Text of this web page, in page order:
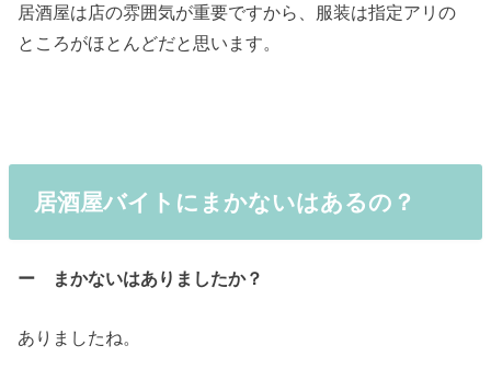
居酒屋は店の雰囲気が重要ですから、服装は指定アリの
ところがほとんどだと思います。
居酒屋バイトにまかないはあるの？
ー まかないはありましたか？
ありましたね。